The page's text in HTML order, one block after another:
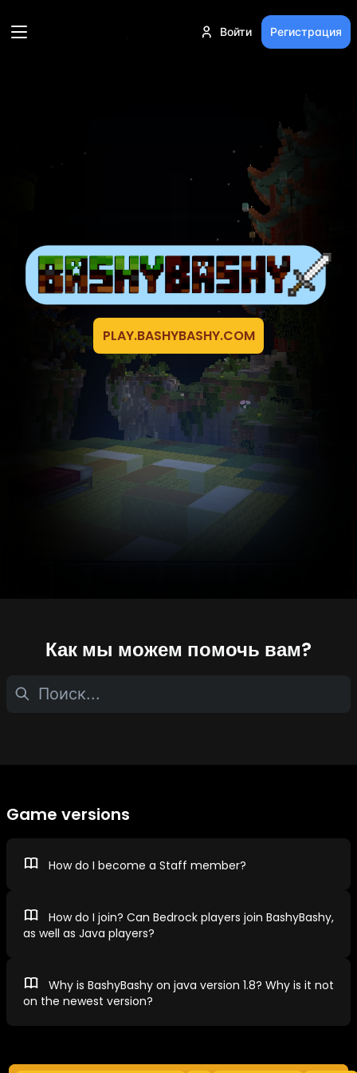
Войти Регистрация
PLAY.BASHYBASHY.COM
Как мы можем помочь вам?
Game versions
How do I become a Staff member?
How do I join? Can Bedrock players join BashyBashy,
as well as Java players?
Why is BashyBashy on java version 1.8? Why is it not
on the newest version?